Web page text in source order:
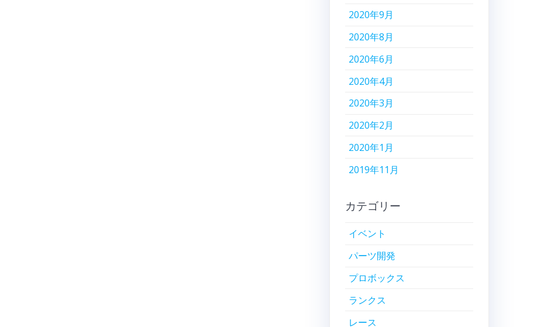
2020年9月
2020年8月
2020年6月
2020年4月
2020年3月
2020年2月
2020年1月
2019年11月
カテゴリー
イベント
パーツ開発
プロボックス
ランクス
レース